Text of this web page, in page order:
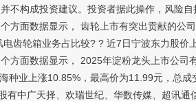
不构成投资建议。投资者据此操作，风险自
面数据显示， 齿轮上市有突出贡献的公
齿轮箱业务占比较? ? 近7日宁波东力股价
面数据显示， 2025年淀粉龙头上市公司
种业上涨10.85%，最高价为11.99元，总成
广天择、欢瑞世纪、华数传媒、超讯通